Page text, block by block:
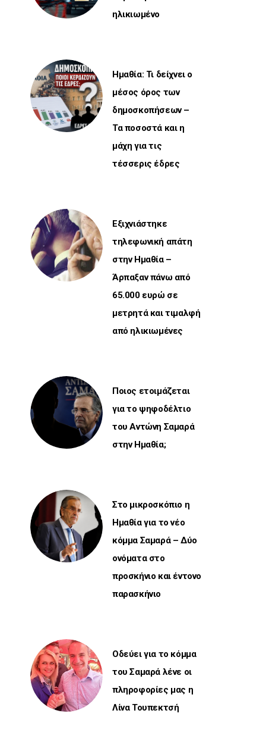
ηλικιωμένο
Ημαθία: Τι δείχνει ο
μέσος όρος των
δημοσκοπήσεων –
Τα ποσοστά και η
μάχη για τις
τέσσερις έδρες
Εξιχνιάστηκε
τηλεφωνική απάτη
στην Ημαθία –
Άρπαξαν πάνω από
65.000 ευρώ σε
μετρητά και τιμαλφή
από ηλικιωμένες
Ποιος ετοιμάζεται
για το ψηφοδέλτιο
του Αντώνη Σαμαρά
στην Ημαθία;
Στο μικροσκόπιο η
Ημαθία για το νέο
κόμμα Σαμαρά – Δύο
ονόματα στο
προσκήνιο και έντονο
παρασκήνιο
Οδεύει για το κόμμα
του Σαμαρά λένε οι
πληροφορίες μας η
Λίνα Τουπεκτσή